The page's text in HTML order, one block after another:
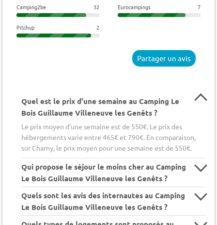
Camping2be 32 Eurocampings 7
Pitchup 2
Partager un avis
Quel est le prix d’une semaine au Camping Le
Bois Guillaume Villeneuve les Genêts ?
Le prix moyen d’une semaine est de 550€. Le prix des
hébergements varie entre 465€ et 790€. En comparaison,
sur Charny, le prix moyen pour une semaine est de 550€.
Qui propose le séjour le moins cher au Camping
Le Bois Guillaume Villeneuve les Genêts ?
Quels sont les avis des internautes au Camping
Le Bois Guillaume Villeneuve les Genêts ?